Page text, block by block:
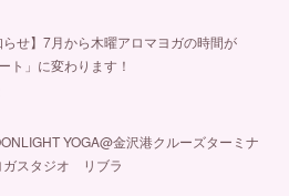
らせ】7月から木曜アロマヨガの時間が
ト」に変わります！
YOGA@金沢港クルーズターミナ
スタジオ リブラ